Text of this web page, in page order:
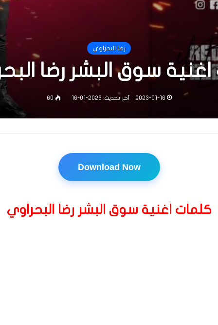
رضا البحراوي
سوق البشر رضا
2023-01-16 آخر تحديث: 2023-01-16 60
Download Now
كلمات اغنية سوق البشر رضا البحراوي